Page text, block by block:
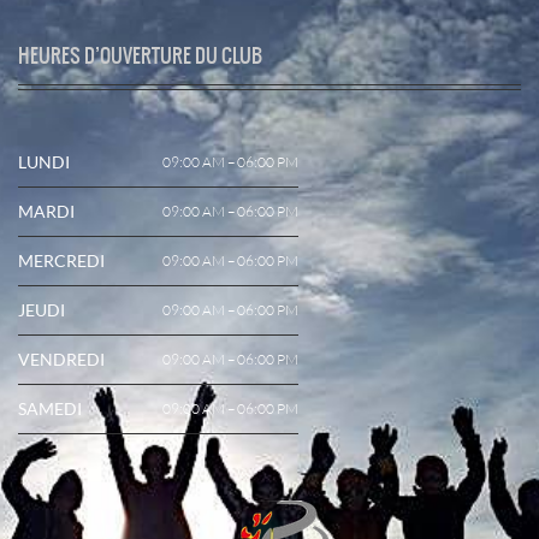
HEURES D’OUVERTURE DU CLUB
LUNDI 09:00 AM – 06:00 PM
MARDI 09:00 AM – 06:00 PM
MERCREDI 09:00 AM – 06:00 PM
JEUDI 09:00 AM – 06:00 PM
VENDREDI 09:00 AM – 06:00 PM
SAMEDI 09:00 AM – 06:00 PM